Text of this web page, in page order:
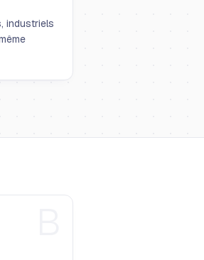
industriels